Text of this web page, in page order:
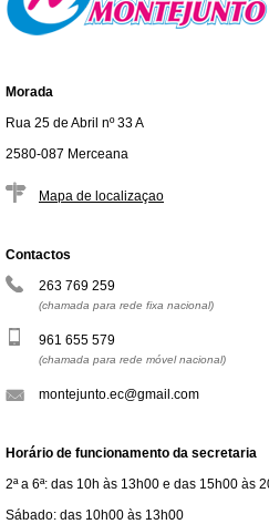
Morada
Rua 25 de Abril nº 33 A
2580-087 Merceana
Mapa de localizaçao
Contactos
263 769 259
(chamada para rede fixa nacional)
961 655 579
(chamada para rede móvel nacional)
montejunto.ec@gmail.com
Horário de funcionamento da secretaria
2ª a 6ª: das 10h às 13h00 e das 15h00 às
Sábado: das 10h00 às 13h00